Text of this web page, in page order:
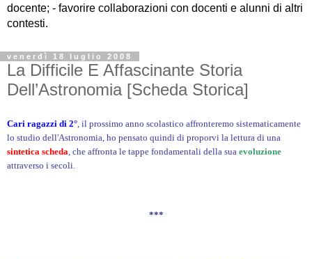
docente; - favorire collaborazioni con docenti e alunni di altri
contesti.
venerdì 18 luglio 2008
La Difficile E Affascinante Storia
Dell’Astronomia [Scheda Storica]
Cari ragazzi di 2° , il prossimo anno scolastico affronteremo sistematicamente
lo studio dell'Astronomia, ho pensato quindi di proporvi la lettura di una
sintetica scheda , che affronta le tappe fondamentali della sua evoluzione
attraverso i secoli.
***